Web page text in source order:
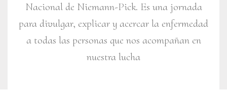
Nacional de Niemann-Pick. Es una jornada
para divulgar, explicar y acercar la enfermedad
a todas las personas que nos acompañan en
nuestra lucha